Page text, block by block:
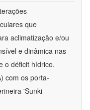
que
aclimatização e/ou
e dinâmica nas
o déficit hídrico.
com os porta-
'Sunki